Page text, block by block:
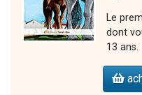
Le
dont
13 ans.